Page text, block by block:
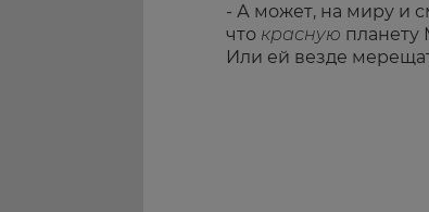
- А может, на миру и
что красную планету
Или ей везде